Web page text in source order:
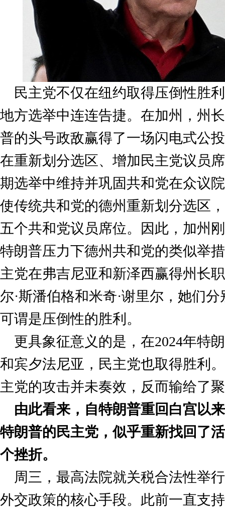
民主党不仅在纽约取得压倒性胜
地方选举中连连告捷。在加州，州
普的头号政敌赢得了一场闪电式公
在重新划分选区、增加民主党议员
期选举中维持并巩固共和党在众议
使传统共和党的德州重新划分选区
五个共和党议员席位。因此，加州
特朗普压力下德州共和党的类似举
主党在弗吉尼亚和新泽西赢得州
尔·斯潘伯格和米奇·谢里尔，她们
可谓是压倒性的胜利。
更具象征意义的是，在2024年特
和宾夕法尼亚，民主党也取得胜利
主党的攻击并未奏效，反而输给了
由此看来，自特朗普重回白宫以
特朗普的民主党，似乎重新找回了
个挫折。
周三，最高法院就关税合法性举
外交政策的核心手段。此前一直支